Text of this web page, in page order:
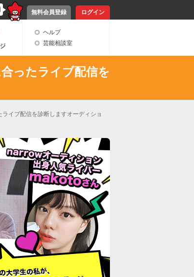
無料会員登録 ログイン
ヘルプ
芸能相談室
ったライブ配信を
イブ配信を診断しますオーディショ